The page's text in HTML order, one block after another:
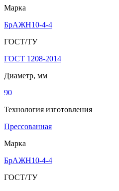
Марка
БрАЖН10-4-4
ГОСТ/ТУ
ГОСТ 1208-2014
Диаметр, мм
90
Технология изготовления
Прессованная
Марка
БрАЖН10-4-4
ГОСТ/ТУ